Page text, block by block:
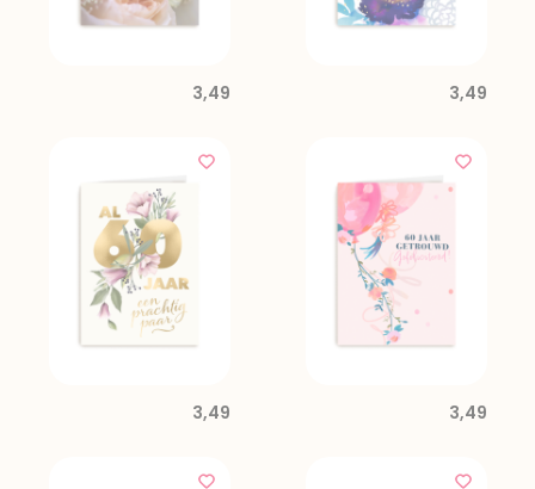
3,49 3,49
3,49 3,49